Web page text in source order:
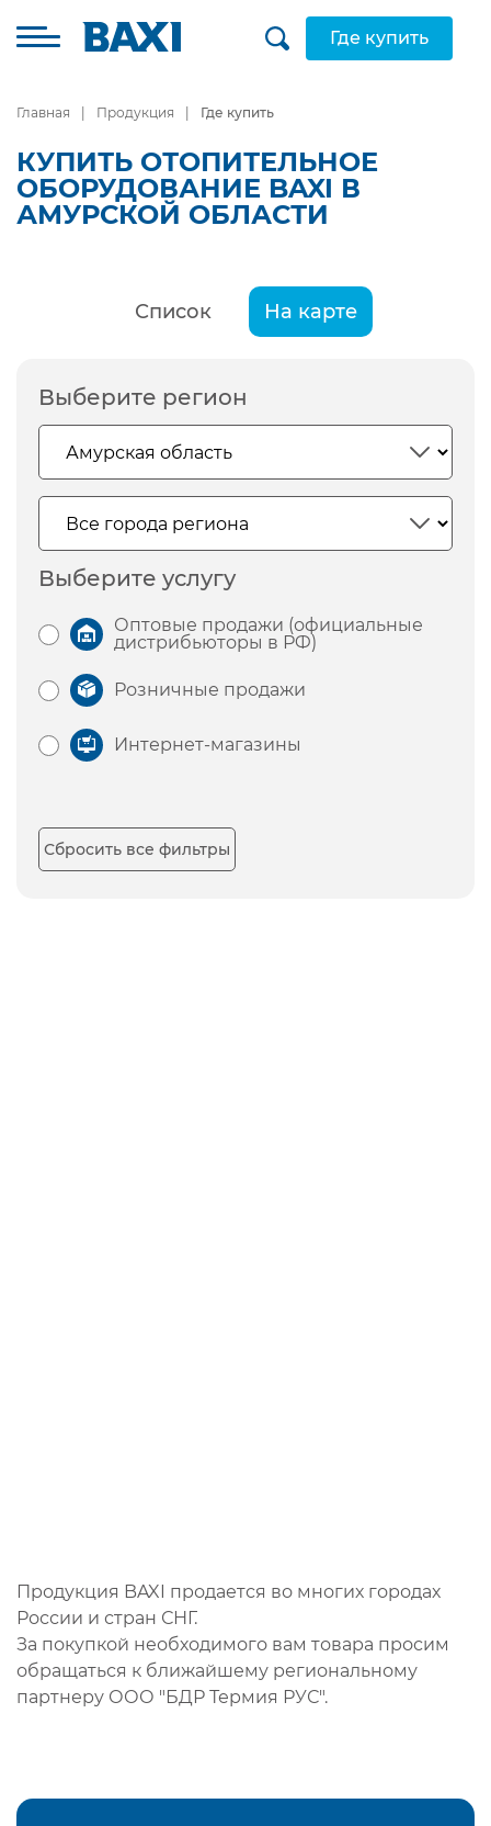
Где купить
Главная Продукция Где купить
КУПИТЬ ОТОПИТЕЛЬНОЕ
ОБОРУДОВАНИЕ BAXI В
АМУРСКОЙ ОБЛАСТИ
Список На карте
Выберите регион
Выберите услугу
Оптовые продажи (официальные
дистрибьюторы в РФ)
Розничные продажи
Интернет-магазины
Сбросить все фильтры
Продукция BAXI продается во многих городах
России и стран СНГ.
За покупкой необходимого вам товара просим
обращаться к ближайшему региональному
партнеру ООО "БДР Термия РУС".